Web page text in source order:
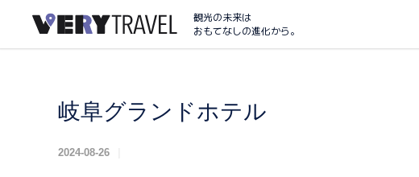
観光の未来は
おもてなしの進化から。
岐阜グランドホテル
2024-08-26